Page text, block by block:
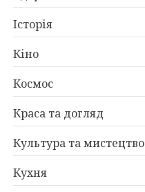
Історія
Кіно
Космос
Краса та догляд
Культура та мистецтво
Кухня